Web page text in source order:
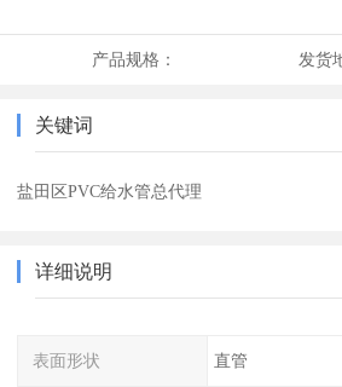
产品规格： 发货
关键词
盐田区PVC给水管总代理
详细说明
表面形状 直管